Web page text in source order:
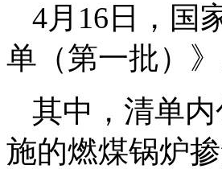
4月16日，国
单（第一批）》
其中，清单
施的燃煤锅炉